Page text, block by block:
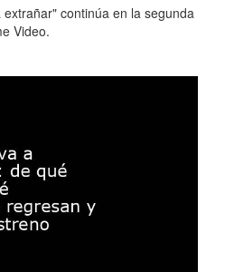
continúa en la segunda
Video.